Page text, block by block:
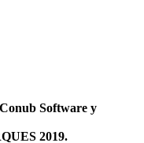
Software y
2019.